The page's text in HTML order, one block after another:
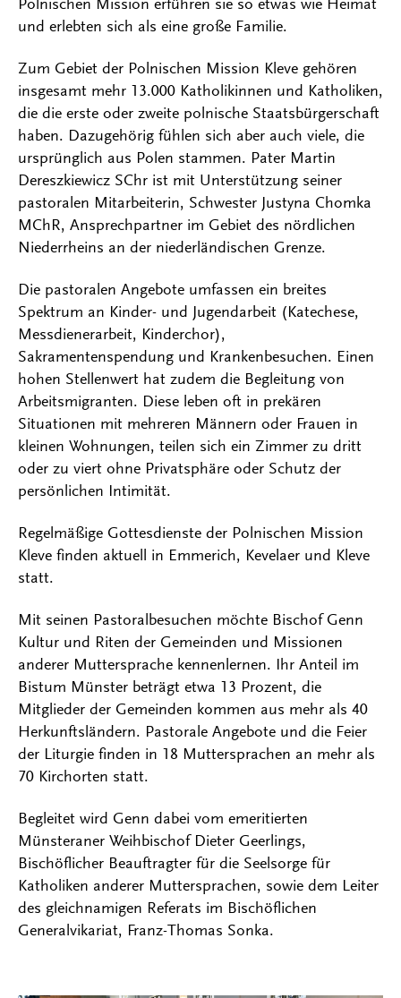
Polnischen Mission erführen sie so etwas wie Heimat
und erlebten sich als eine große Familie.
Zum Gebiet der Polnischen Mission Kleve gehören
insgesamt mehr 13.000 Katholikinnen und Katholiken,
die die erste oder zweite polnische Staatsbürgerschaft
haben. Dazugehörig fühlen sich aber auch viele, die
ursprünglich aus Polen stammen. Pater Martin
Dereszkiewicz SChr ist mit Unterstützung seiner
pastoralen Mitarbeiterin, Schwester Justyna Chomka
MChR, Ansprechpartner im Gebiet des nördlichen
Niederrheins an der niederländischen Grenze.
Die pastoralen Angebote umfassen ein breites
Spektrum an Kinder- und Jugendarbeit (Katechese,
Messdienerarbeit, Kinderchor),
Sakramentenspendung und Krankenbesuchen. Einen
hohen Stellenwert hat zudem die Begleitung von
Arbeitsmigranten. Diese leben oft in prekären
Situationen mit mehreren Männern oder Frauen in
kleinen Wohnungen, teilen sich ein Zimmer zu dritt
oder zu viert ohne Privatsphäre oder Schutz der
persönlichen Intimität.
Regelmäßige Gottesdienste der Polnischen Mission
Kleve finden aktuell in Emmerich, Kevelaer und Kleve
statt.
Mit seinen Pastoralbesuchen möchte Bischof Genn
Kultur und Riten der Gemeinden und Missionen
anderer Muttersprache kennenlernen. Ihr Anteil im
Bistum Münster beträgt etwa 13 Prozent, die
Mitglieder der Gemeinden kommen aus mehr als 40
Herkunftsländern. Pastorale Angebote und die Feier
der Liturgie finden in 18 Muttersprachen an mehr als
70 Kirchorten statt.
Begleitet wird Genn dabei vom emeritierten
Münsteraner Weihbischof Dieter Geerlings,
Bischöflicher Beauftragter für die Seelsorge für
Katholiken anderer Muttersprachen, sowie dem Leiter
des gleichnamigen Referats im Bischöflichen
Generalvikariat, Franz-Thomas Sonka.